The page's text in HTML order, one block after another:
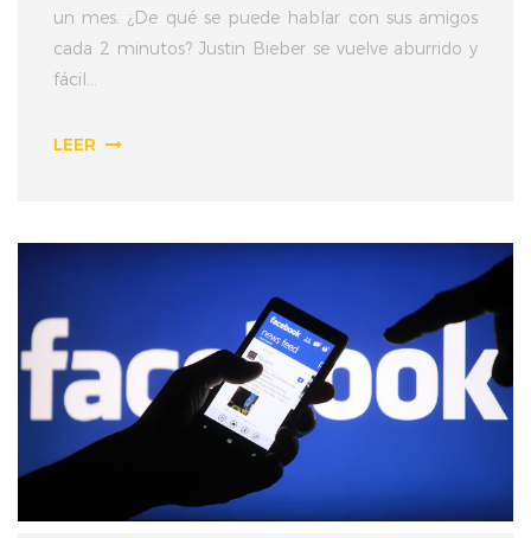
un mes. ¿De qué se puede hablar con sus amigos
cada 2 minutos? Justin Bieber se vuelve aburrido y
fácil...
LEER